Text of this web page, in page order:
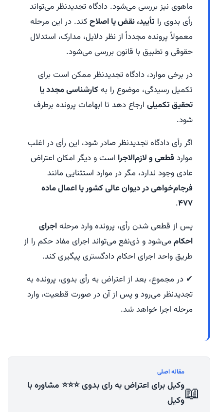
ماهوی نیز بررسی می‌شود. دادگاه تجدیدنظر می‌تواند
رأی بدوی را تأیید، نقض یا اصلاحکند. در این مرحله
معمولاً پرونده مجدداً از نظر دلایل، مدارک، استدلال
حقوقی و تطبیق با قانون بررسی می‌شود.
در برخی موارد، دادگاه تجدیدنظر ممکن است برای
تکمیل رسیدگی، موضوع را بهکارشناسی مجدد یا
تحقیق تکمیلی ارجاع دهد تا ابهامات پرونده برطرف
شود.
اگر رأی دادگاه تجدیدنظر صادر شود، این رأی در اغلب
موارد قطعی و لازم‌الاجرا است و دیگر امکان اعتراض
عادی وجود ندارد، مگر در موارد استثنایی مانند
فرجام‌خواهی در دیوان عالی کشور یا اعمال ماده
۴۷۷.
پس از قطعی شدن رأی، پرونده وارد مرحلهاجرای
احکاممی‌شود و ذی‌نفع می‌تواند اجرای مفاد حکم را از
طریق واحد اجرای احکام دادگستری پیگیری کند.
✔ در مجموع، بعد از اعتراض به رأی بدوی، پرونده به
تجدیدنظر می‌رود و پس از آن در صورت قطعیت، وارد
مرحله اجرا خواهد شد.
📖
مقاله اصلی
وکیل برای اعتراض به رای بدوی ⭐️⭐️⭐️ مشاوره با
وکیل